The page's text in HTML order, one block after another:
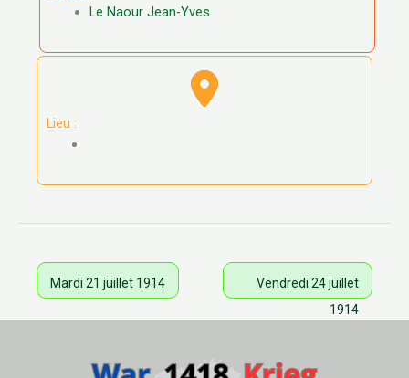
Le Naour Jean-Yves
Lieu :
Mardi 21 juillet 1914
Vendredi 24 juillet
1914